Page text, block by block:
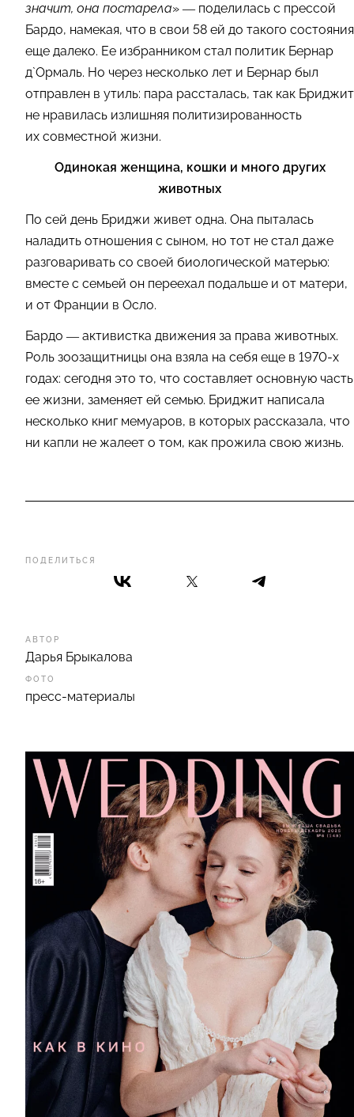
ПОДЕЛИТЬСЯ
АВТОР
Дарья Брыкалова
ФОТО
пресс-материалы
значит, она постарела» — поделилась с прессой
Бардо, намекая, что в свои 58 ей до такого состояния
еще далеко. Ее избранником стал политик Бернар
д`Ормаль. Но через несколько лет и Бернар был
отправлен в утиль: пара рассталась, так как Бриджит
не нравилась излишняя политизированность
их совместной жизни.
Одинокая женщина, кошки и много других
животных
По сей день Бриджи живет одна. Она пыталась
наладить отношения с сыном, но тот не стал даже
разговаривать со своей биологической матерью:
вместе с семьей он переехал подальше и от матери,
и от Франции в Осло.
Бардо — активистка движения за права животных.
Роль зоозащитницы она взяла на себя еще в 1970-х
годах: сегодня это то, что составляет основную часть
ее жизни, заменяет ей семью. Бриджит написала
несколько книг мемуаров, в которых рассказала, что
ни капли не жалеет о том, как прожила свою жизнь.